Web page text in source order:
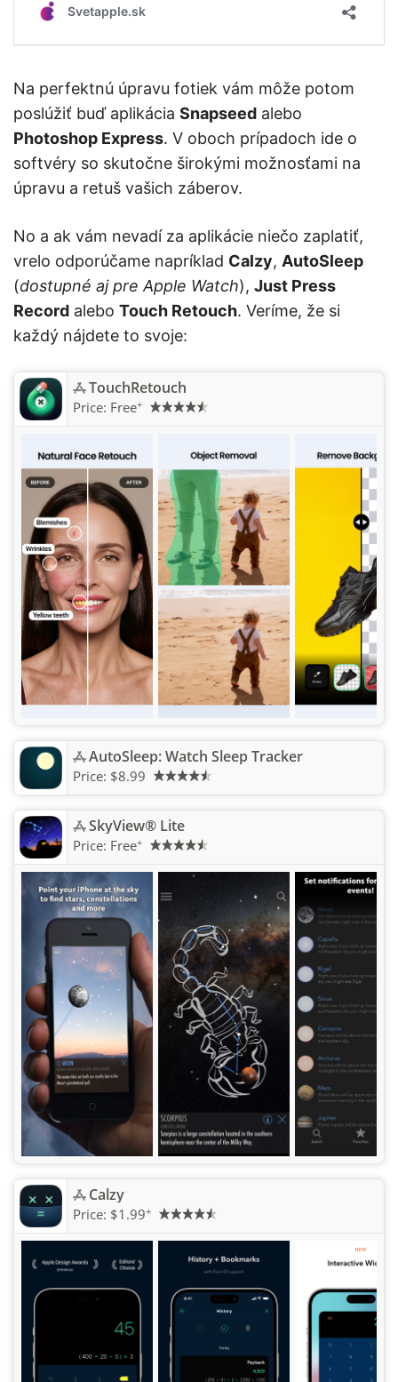
Na perfektnú úpravu fotiek vám môže potom
poslúžiť buď aplikácia Snapseed alebo
Photoshop Express. V oboch prípadoch ide o
softvéry so skutočne širokými možnosťami na
úpravu a retuš vašich záberov.
No a ak vám nevadí za aplikácie niečo zaplatiť,
vrelo odporúčame napríklad Calzy, AutoSleep
(dostupné aj pre Apple Watch), Just Press
Record alebo Touch Retouch. Veríme, že si
každý nájdete to svoje:
TouchRetouch
Price: Free+
AutoSleep: Watch Sleep Tracker
Price: $8.99
SkyView® Lite
Price: Free+
Calzy
Price: $1.99+